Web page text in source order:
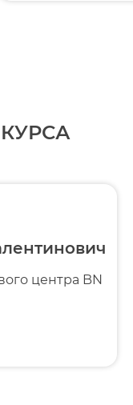
центра BN